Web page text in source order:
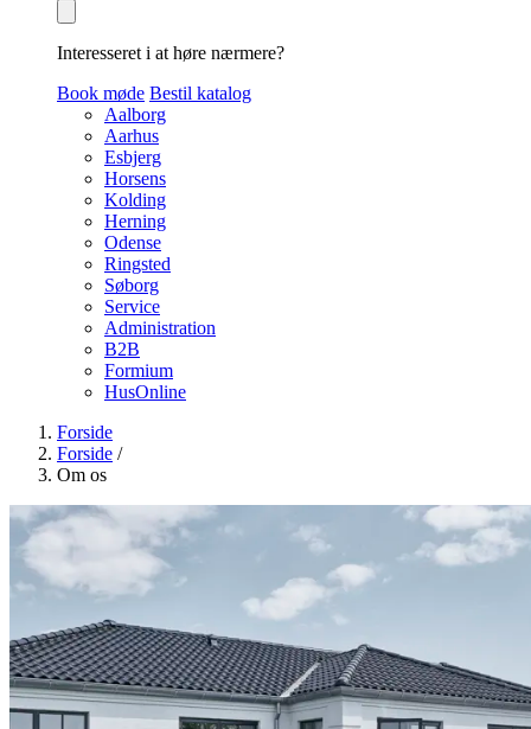
Interesseret i at høre nærmere?
Book møde Bestil katalog
Aalborg
Aarhus
Esbjerg
Horsens
Kolding
Herning
Odense
Ringsted
Søborg
Service
Administration
B2B
Formium
HusOnline
Forside
Forside /
Om os